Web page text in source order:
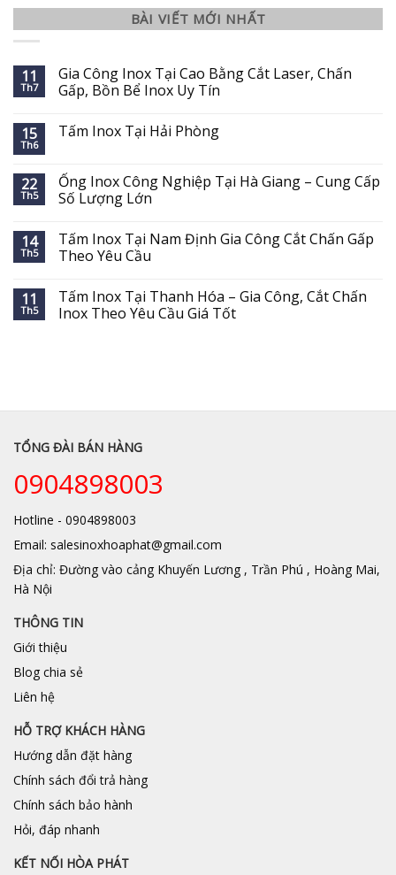
BÀI VIẾT MỚI NHẤT
11
Th7
Gia Công Inox Tại Cao Bằng Cắt Laser, Chấn
Gấp, Bồn Bể Inox Uy Tín
15
Th6
Tấm Inox Tại Hải Phòng
22
Th5
Ống Inox Công Nghiệp Tại Hà Giang – Cung Cấp
Số Lượng Lớn
14
Th5
Tấm Inox Tại Nam Định Gia Công Cắt Chấn Gấp
Theo Yêu Cầu
11
Th5
Tấm Inox Tại Thanh Hóa – Gia Công, Cắt Chấn
Inox Theo Yêu Cầu Giá Tốt
TỔNG ĐÀI BÁN HÀNG
0904898003
Hotline - 0904898003
Email: salesinoxhoaphat@gmail.com
Địa chỉ: Đường vào cảng Khuyến Lương , Trần Phú , Hoàng Mai,
Hà Nội
THÔNG TIN
Giới thiệu
Blog chia sẻ
Liên hệ
HỖ TRỢ KHÁCH HÀNG
Hướng dẫn đặt hàng
Chính sách đổi trả hàng
Chính sách bảo hành
Hỏi, đáp nhanh
KẾT NỐI HÒA PHÁT